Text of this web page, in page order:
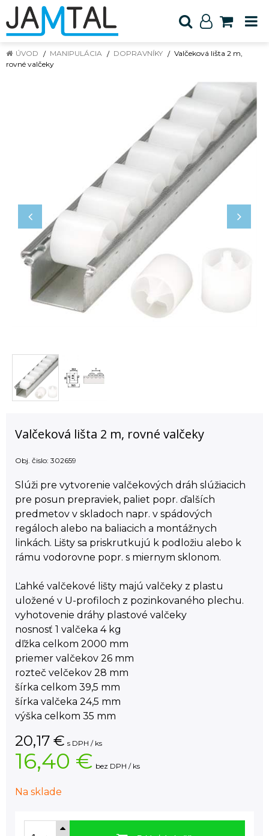
ÚVOD MANIPULÁCIA DOPRAVNÍKY
Valčeková lišta 2 m,
rovné valčeky
Valčeková lišta 2 m, rovné valčeky
Obj. čislo: 302659
Slúži pre vytvorenie valčekových dráh slúžiacich
pre posun prepraviek, paliet popr. ďalších
predmetov v skladoch napr. v spádových
regáloch alebo na baliacich a montážnych
linkách. Lišty sa priskrutkujú k podložiu alebo k
rámu vodorovne popr. s miernym sklonom.
Ľahké valčekové lišty majú valčeky z plastu
uložené v U-profiloch z pozinkovaného plechu.
vyhotovenie dráhy plastové valčeky
nosnosť 1 valčeka 4 kg
dľžka celkom 2000 mm
priemer valčekov 26 mm
rozteč velčekov 28 mm
šírka celkom 39,5 mm
šírka valčeka 24,5 mm
výška celkom 35 mm
20,17 € s DPH / ks
16,40 € bez DPH / ks
Na sklade